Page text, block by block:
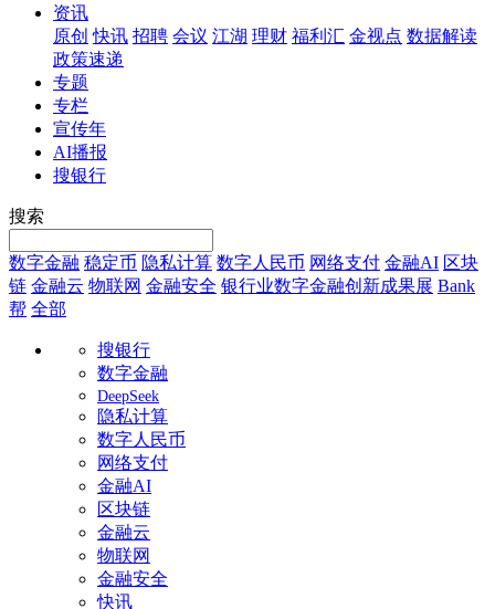
资讯
原创 快讯 招聘 会议 江湖 理财 福利汇 金视点 数据解读
政策速递
专题
专栏
宣传年
AI播报
搜银行
搜索
数字金融 稳定币 隐私计算 数字人民币 网络支付 金融AI 区块
链 金融云 物联网 金融安全 银行业数字金融创新成果展 Bank
帮 全部
搜银行
数字金融
DeepSeek
隐私计算
数字人民币
网络支付
金融AI
区块链
金融云
物联网
金融安全
快讯